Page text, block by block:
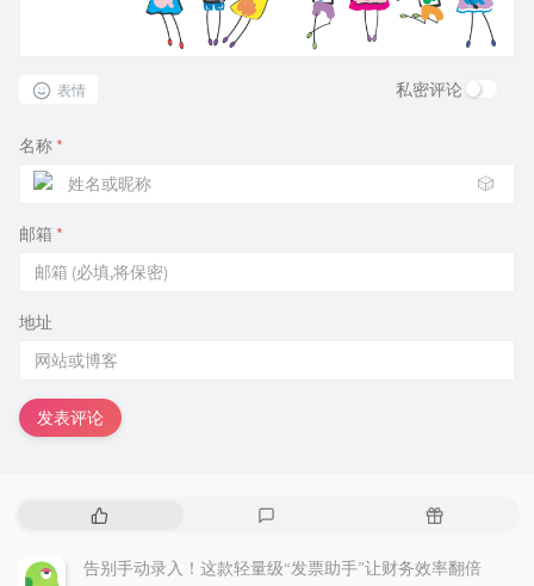
表情 私密评论
名称 *
🎲
邮箱 *
地址
发表评论
热
文
评
随
文
告别手动录入！这款轻量级“发票助手”让财务效率翻倍